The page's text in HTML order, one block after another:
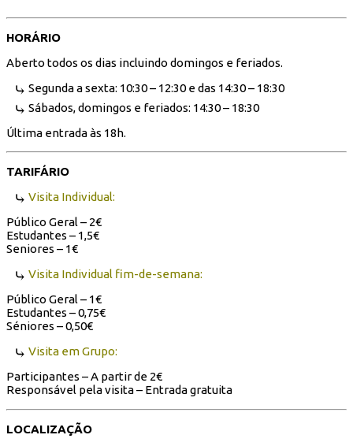
HORÁRIO
Aberto todos os dias incluindo domingos e feriados.
Segunda a sexta: 10:30 – 12:30 e das 14:30 – 18:30
Sábados, domingos e feriados: 14:30 – 18:30
Última entrada às 18h.
TARIFÁRIO
Visita Individual:
Público Geral – 2€
Estudantes – 1,5€
Seniores – 1€
Visita Individual fim-de-semana:
Público Geral – 1€
Estudantes – 0,75€
Séniores – 0,50€
Visita em Grupo:
Participantes – A partir de 2€
Responsável pela visita – Entrada gratuita
LOCALIZAÇÃO